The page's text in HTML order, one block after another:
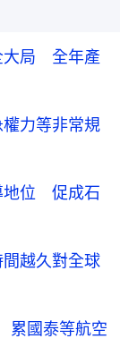
大局 全年產
力等非常規
地位 促成石
越久對全球
國泰等航空